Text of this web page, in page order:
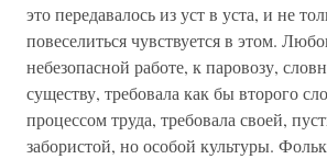
это передавалось из уст в уста, и не
повеселиться чувствуется в этом.
небезопасной работе, к паровозу,
существу, требовала как бы второго
процессом труда, требовала своей,
забористой, но особой культуры.